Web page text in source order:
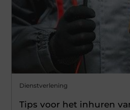
Dienstverlening
Tips voor het inhuren